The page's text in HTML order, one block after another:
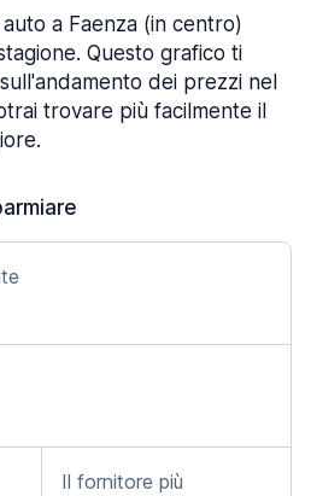
a Faenza (in centro)
Questo grafico ti
dei prezzi nel
trovare più facilmente il
Il fornitore più